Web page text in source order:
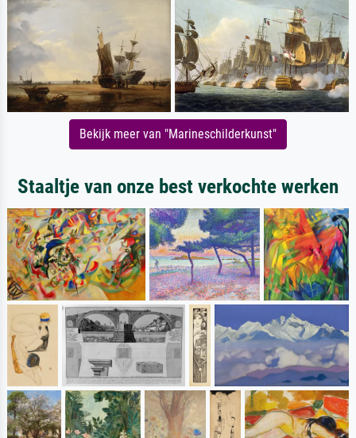
Bekijk meer van "Marineschilderkunst"
Staaltje van onze best verkochte werken